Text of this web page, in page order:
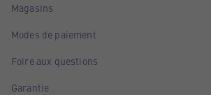
Magasins
Modes de paiement
Foire aux questions
Garantie